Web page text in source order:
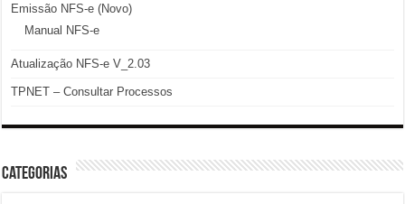
Emissão NFS-e (Novo)
Manual NFS-e
Atualização NFS-e V_2.03
TPNET – Consultar Processos
Categorias